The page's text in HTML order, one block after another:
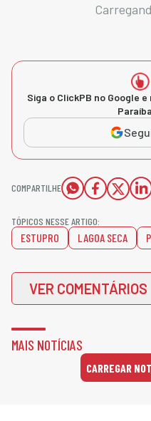
Siga o ClickPB no Google
COMPARTILHE
TÓPICOS NESSE ARTIGO:
ESTUPRO LAGOA SECA
VER COMENTÁRIOS
MAIS NOTÍCIAS
CARREGAR